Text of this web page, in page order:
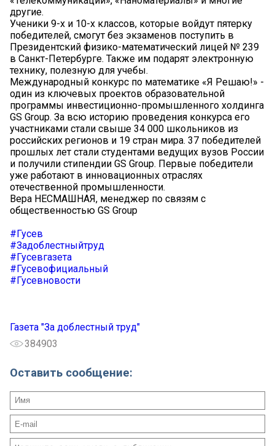
другие.
Ученики 9-х и 10-х классов, которые войдут пятерку
победителей, смогут без экзаменов поступить в
Президентский физико-математический лицей № 239
в Санкт-Петербурге. Также им подарят электронную
технику, полезную для учебы.
Международный конкурс по математике «Я Решаю!» -
один из ключевых проектов образовательной
программы инвестиционно-промышленного холдинга
GS Group. За всю историю проведения конкурса его
участниками стали свыше 34 000 школьников из
российских регионов и 19 стран мира. 37 победителей
прошлых лет стали студентами ведущих вузов России
и получили стипендии GS Group. Первые победители
уже работают в инновационных отраслях
отечественной промышленности.
Вера НЕСМАШНАЯ, менеджер по связям с
общественностью GS Group
#Гусев
#Задоблестныйтруд
#Гусевгазета
#Гусевофициальный
#Гусевновости
Газета "За доблестный труд"
384903
Оставить сообщение: